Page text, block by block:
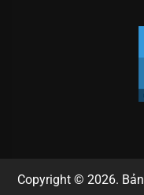
Copyright © 2026.